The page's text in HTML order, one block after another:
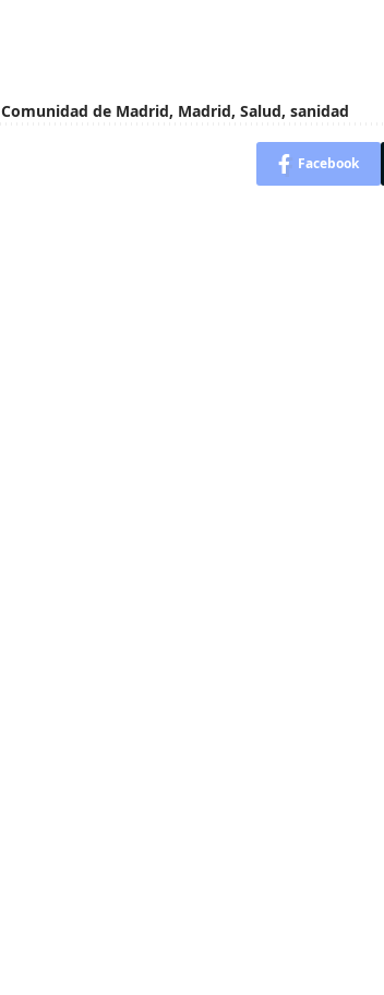
Comunidad de Madrid, Madrid, Salud, sanidad
Facebook